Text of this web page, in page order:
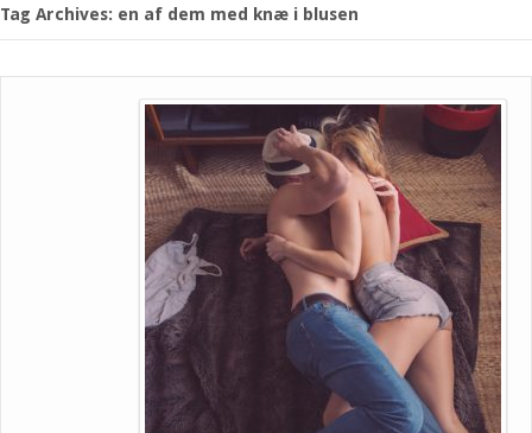
Tag Archives: en af dem med knæ i blusen